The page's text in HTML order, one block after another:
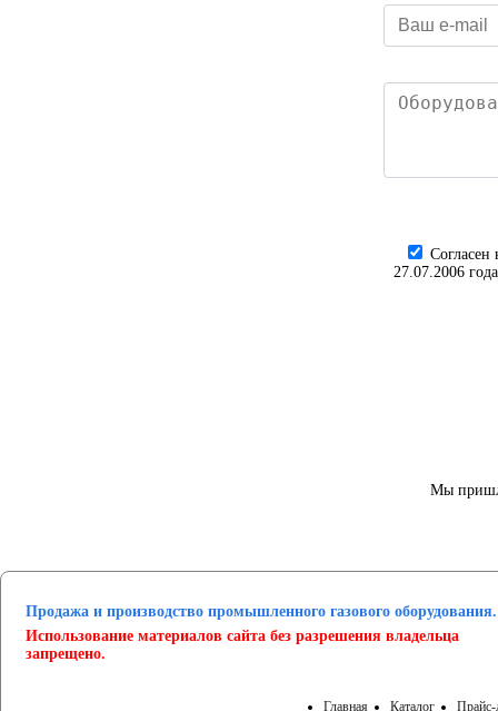
27.07.2006
Мы
Продажа и производство промышленного газового оборудования.
Использование материалов сайта без разрешения владельца
запрещено.
Главная Каталог Прайс-